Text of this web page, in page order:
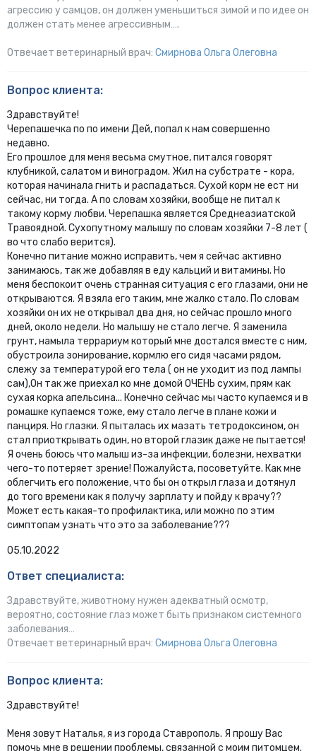
агрессию у самцов, он должен уменьшиться зимой и по идее он
должен стать менее агрессивным….
Отвечает ветеринарный врач: Смирнова Ольга Олеговна
Вопрос клиента:
Здравствуйте!
Черепашечка по по имени Дей, попал к нам совершенно
недавно.
Его прошлое для меня весьма смутное, питался говорят
клубникой, салатом и виноградом. Жил на субстрате - кора,
которая начинала гнить и распадаться. Сухой корм не ест ни
сейчас, ни тогда. А по словам хозяйки, вообще не питал к
такому корму любви. Черепашка является Среднеазиатской
Травоядной. Сухопутному малышу по словам хозяйки 7-8 лет (
во что слабо верится).
Конечно питание можно исправить, чем я сейчас активно
занимаюсь, так же добавляя в еду кальций и витамины. Но
меня беспокоит очень странная ситуация с его глазами, они не
открываются. Я взяла его таким, мне жалко стало. По словам
хозяйки он их не открывал два дня, но сейчас прошло много
дней, около недели. Но малышу не стало легче. Я заменила
грунт, намыла террариум который мне достался вместе с ним,
обустроила зонирование, кормлю его сидя часами рядом,
слежу за температурой его тела ( он не уходит из под лампы
сам),Он так же приехал ко мне домой ОЧЕНЬ сухим, прям как
сухая корка апельсина... Конечно сейчас мы часто купаемся и в
ромашке купаемся тоже, ему стало легче в плане кожи и
панциря. Но глазки. Я пыталась их мазать тетродоксином, он
стал приоткрывать один, но второй глазик даже не пытается!
Я очень боюсь что малыш из-за инфекции, болезни, нехватки
чего-то потеряет зрение! Пожалуйста, посоветуйте. Как мне
облегчить его положение, что бы он открыл глаза и дотянул
до того времени как я получу зарплату и пойду к врачу??
Может есть какая-то профилактика, или можно по этим
симптопам узнать что это за заболевание???
05.10.2022
Ответ специалиста:
Здравствуйте, животному нужен адекватный осмотр,
вероятно, состояние глаз может быть признаком системного
заболевания…
Отвечает ветеринарный врач: Смирнова Ольга Олеговна
Вопрос клиента:
Здравствуйте!
Меня зовут Наталья, я из города Ставрополь. Я прошу Вас
помочь мне в решении проблемы, связанной с моим питомцем.